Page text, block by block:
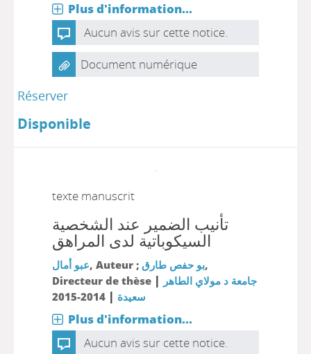
Plus d'information...
Aucun avis sur cette notice.
Document numérique
Réserver
Disponible
texte manuscrit
تأنيب الضمير عند الشخصية
السيكوباتية لدى المراهق
عبو أمال, Auteur ; بو حفص طارق,
Directeur de thèse | جامعة د مولاي الطاهر
سعيدة |
2014-2015
Plus d'information...
Aucun avis sur cette notice.